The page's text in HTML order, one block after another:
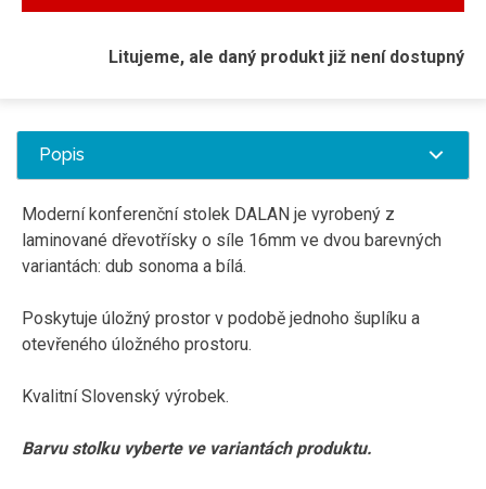
Litujeme, ale daný produkt již není dostupný
Popis
Moderní konferenční stolek DALAN je vyrobený z
laminované dřevotřísky o síle 16mm ve dvou barevných
variantách: dub sonoma a bílá.
Poskytuje úložný prostor v podobě jednoho šuplíku a
otevřeného úložného prostoru.
Kvalitní Slovenský výrobek.
Barvu stolku vyberte ve variantách produktu.